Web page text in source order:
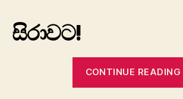
සිරාවට!
CONTINUE READING